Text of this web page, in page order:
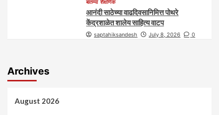
बातम्या शैक्षणिक
आनंदी साठेच्या वाढदिवसानिमित्त पोथरे
केंद्रशाळेत शालेय साहित्य वाटप
saptahiksandesh July 8, 2026 0
Archives
August 2026